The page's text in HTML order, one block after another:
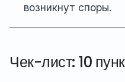
возникнут споры.
Чек-лист: 10